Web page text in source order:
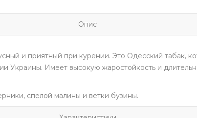
Опис
и приятный при курении. Это Одесский табак,
Украины. Имеет высокую жаростойкость и
спелой малины и ветки бузины.